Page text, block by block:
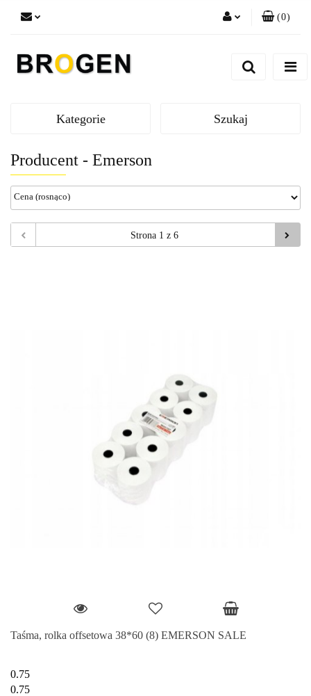
Zgody cookies
(0)
Kategorie Szukaj
Producent - Emerson
Taśma, rolka offsetowa 38*60 (8) EMERSON SALE
0.75
0.75